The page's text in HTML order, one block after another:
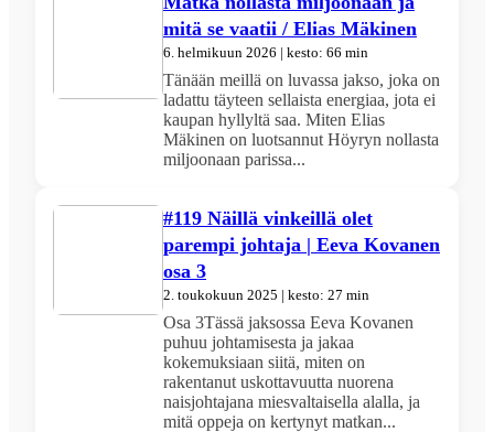
mitä se vaatii / Elias Mäkinen
6. helmikuun 2026 | kesto: 66 min
Tänään meillä on luvassa jakso, joka on
ladattu täyteen sellaista energiaa, jota ei
kaupan hyllyltä saa. Miten Elias
Mäkinen on luotsannut Höyryn nollasta
miljoonaan parissa...
#119 Näillä vinkeillä olet
parempi johtaja | Eeva Kovanen
osa 3
2. toukokuun 2025 | kesto: 27 min
Osa 3Tässä jaksossa Eeva Kovanen
puhuu johtamisesta ja jakaa
kokemuksiaan siitä, miten on
rakentanut uskottavuutta nuorena
naisjohtajana miesvaltaisella alalla, ja
mitä oppeja on kertynyt matkan...